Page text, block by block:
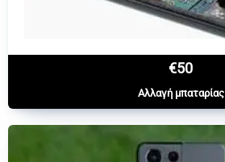
€50
Αλλαγή μπαταρίας